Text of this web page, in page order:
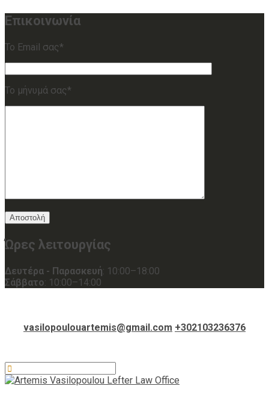
Επικοινωνία
Το Email σας*
Το μήνυμά σας*
Ώρες λειτουργίας
Δευτέρα - Παρασκευή: 10:00–18:00
Σάββατο: 10:00–14:00
vasilopoulouartemis@gmail.com +302103236376